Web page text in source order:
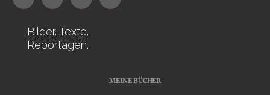
Bilder. Texte.
Reportagen.
MEINE BÜCHER